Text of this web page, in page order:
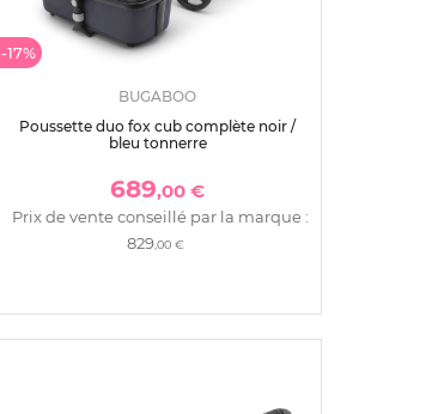
-17%
BUGABOO
Poussette duo fox cub complète noir /
bleu tonnerre
689,00 €
Prix de vente conseillé par la marque :
829,00 €